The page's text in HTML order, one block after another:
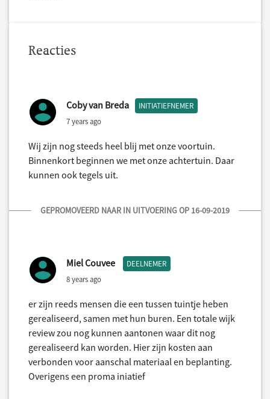
Reacties
Coby van Breda INITIATIEFNEMER
7 years ago
Wij zijn nog steeds heel blij met onze voortuin.
Binnenkort beginnen we met onze achtertuin. Daar
kunnen ook tegels uit.
GEPROMOVEERD NAAR IN UITVOERING OP 16-09-2019
Miel Couvee DEELNEMER
8 years ago
er zijn reeds mensen die een tussen tuintje heben
gerealiseerd, samen met hun buren. Een totale wijk
review zou nog kunnen aantonen waar dit nog
gerealiseerd kan worden. Hier zijn kosten aan
verbonden voor aanschal materiaal en beplanting.
Overigens een proma iniatief